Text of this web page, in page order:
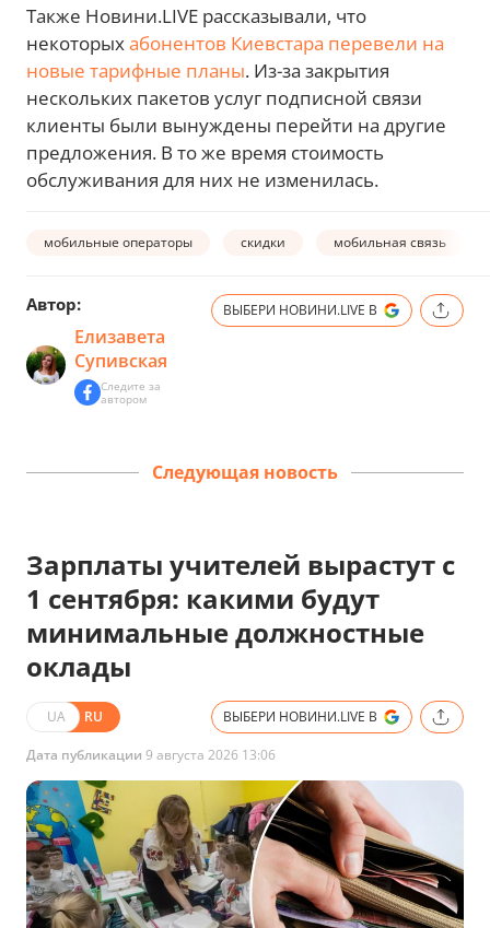
Также Новини.LIVE рассказывали, что
некоторыхабонентов Киевстара перевели на
новые тарифные планы. Из-за закрытия
нескольких пакетов услуг подписной связи
клиенты были вынуждены перейти на другие
предложения. В то же время стоимость
обслуживания для них не изменилась.
мобильные операторы скидки мобильная связь
Автор:
Елизавета
Супивская
Следите за
автором
ВЫБЕРИ НОВИНИ.LIVE В
Следующая новость
Зарплаты учителей вырастут с
1 сентября: какими будут
минимальные должностные
оклады
UA RU ВЫБЕРИ НОВИНИ.LIVE В
Дата публикации 9 августа 2026 13:06